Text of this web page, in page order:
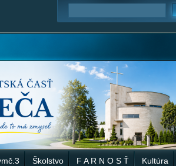
Školstvo F A R N O S Ť Kultúra